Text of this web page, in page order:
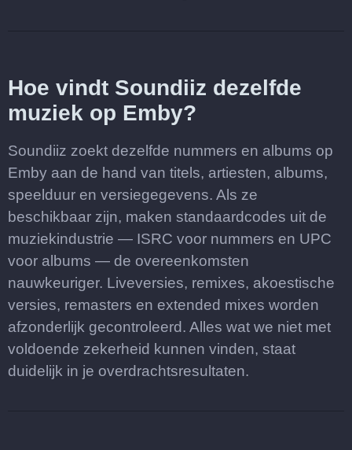
Hoe vindt Soundiiz dezelfde
muziek op Emby?
Soundiiz zoekt dezelfde nummers en albums op
Emby aan de hand van titels, artiesten, albums,
speelduur en versiegegevens. Als ze
beschikbaar zijn, maken standaardcodes uit de
muziekindustrie — ISRC voor nummers en UPC
voor albums — de overeenkomsten
nauwkeuriger. Liveversies, remixes, akoestische
versies, remasters en extended mixes worden
afzonderlijk gecontroleerd. Alles wat we niet met
voldoende zekerheid kunnen vinden, staat
duidelijk in je overdrachtsresultaten.